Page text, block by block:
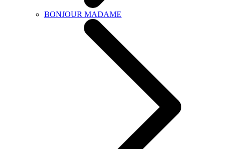
BONJOUR MADAME